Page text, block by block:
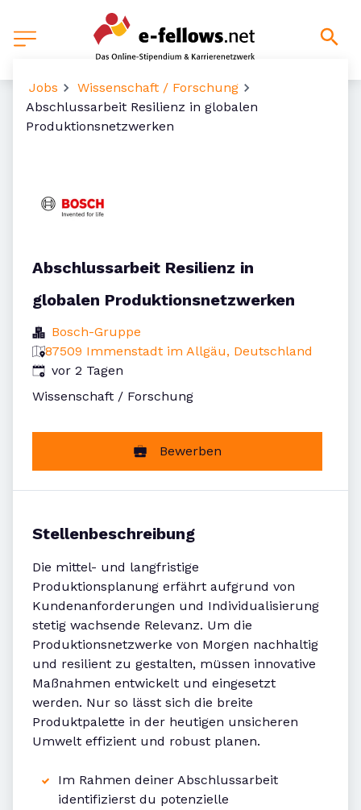
Jobs
Wissenschaft / Forschung
Abschlussarbeit Resilienz in globalen
Produktionsnetzwerken
Abschlussarbeit Resilienz in
globalen Produktionsnetzwerken
Bosch-Gruppe
87509 Immenstadt im Allgäu, Deutschland
Veröffentlicht:
vor 2 Tagen
Wissenschaft / Forschung
Bewerben
Stellenbeschreibung
Die mittel- und langfristige
Produktionsplanung erfährt aufgrund von
Kundenanforderungen und Individualisierung
stetig wachsende Relevanz. Um die
Produktionsnetzwerke von Morgen nachhaltig
und resilient zu gestalten, müssen innovative
Maßnahmen entwickelt und eingesetzt
werden. Nur so lässt sich die breite
Produktpalette in der heutigen unsicheren
Umwelt effizient und robust planen.
Im Rahmen deiner Abschlussarbeit
identifizierst du potenzielle